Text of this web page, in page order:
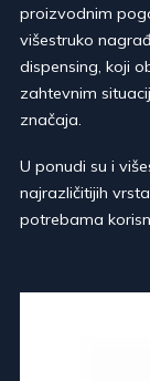
proizvodnim
višestruko
dispensing, koji
zahtevnim
značaja.
U ponudi su i
najrazličitijih
potrebama